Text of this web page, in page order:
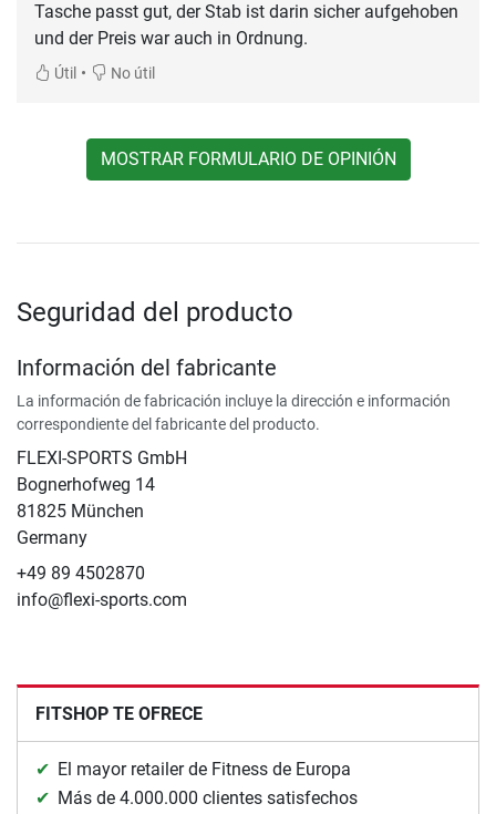
Tasche passt gut, der Stab ist darin sicher aufgehoben
und der Preis war auch in Ordnung.
Útil • No útil
MOSTRAR FORMULARIO DE OPINIÓN
Seguridad del producto
Información del fabricante
La información de fabricación incluye la dirección e información
correspondiente del fabricante del producto.
FLEXI-SPORTS GmbH
Bognerhofweg 14
81825 München
Germany
+49 89 4502870
info@flexi-sports.com
FITSHOP TE OFRECE
El mayor retailer de Fitness de Europa
Más de 4.000.000 clientes satisfechos